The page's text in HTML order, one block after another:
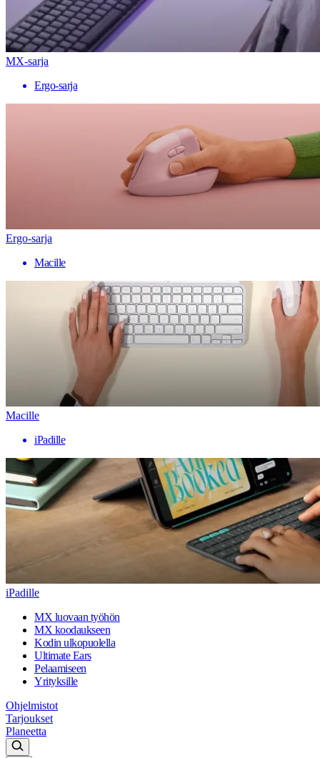
MX-sarja
Ergo-sarja
Ergo-sarja
Macille
Macille
iPadille
iPadille
MX luovaan työhön
MX koodaukseen
Kodin ulkopuolella
Ultimate Ears
Pelaamiseen
Yrityksille
Ohjelmistot
Tarjoukset
Planeetta